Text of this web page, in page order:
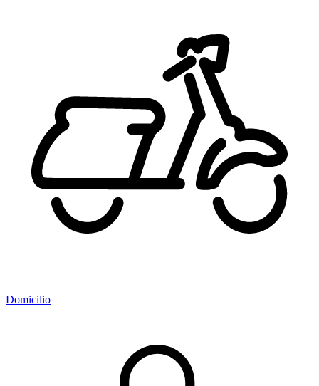
Domicilio